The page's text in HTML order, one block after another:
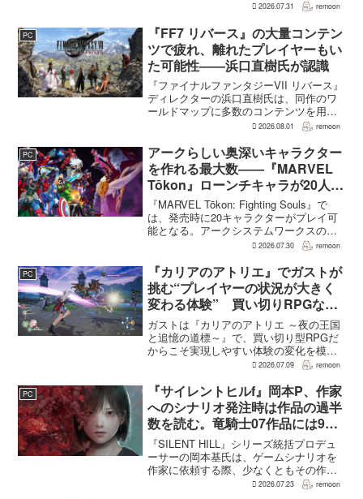
ーVII リベレーション』の発表後、「我々
ると、シリーズディレクターの浜口直樹
氏がAU...
2026.07.31 remoon
PC
『FF7 リバース』の大量コンテン
ツで疲れ、離れたプレイヤーもい
た可能性――浜口直樹氏が認識
『ファイナルファンタジーVII リバース』
ディレクターの浜口直樹氏は、同作のワ
ールドマップに多数のコンテンツを用意
したことで、一部のプレイヤーが疲れを
性があるとの認識を示した。
GamesRadar+のイン...
2026.08.01 remoon
PC
アークらしい奥深いキャラクター
を作れる最大数――『MARVEL
Tōkon』ローンチキャラが20人に
なった理由
『MARVEL Tōkon: Fighting Souls』で
は、発売時に20キャラクターがプレイ可
能となる。アークシステムワークスの山
中丈嗣プロデューサーは、この人数につ
果だと説明。そのうえで、同社らし...
2026.07.30 remoon
PC
『カリアのアトリエ』でガストが
挑む“プレイヤーの状況が大きく
変わる体験” 買い切りRPGなら
ではの変化とは
ガストは『カリアのアトリエ ～夜の王国
と追憶の道標～』で、買い切り型RPGだ
からこそ実現しやすい体験の変化を模索
している。大型の運営型ゲームが継続的
かで、同社はキャラクターやビジュアル
の魅力だけでなく、ゲ...
2026.07.09 remoon
PC
『サイレントヒルf』岡本P、作家
へのシナリオ発注時は作品の過半
数を読む。竜騎士07作品には9割
以上目を通す
『SILENT HILL』シリーズ統括プロデュ
ーサーの岡本基氏は、ゲームシナリオを
作家に依頼する際、少なくともその作家
の作品の過半数に目を通すという。作家
2026.07.23 remoon